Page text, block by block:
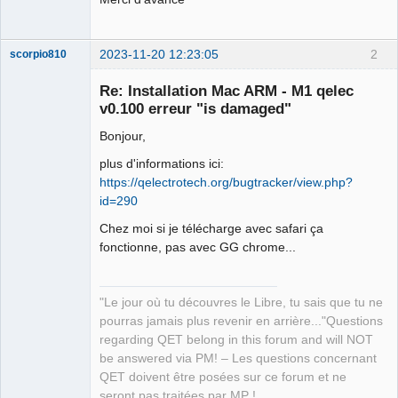
2
scorpio810 2023-11-20 12:23:05
Re: Installation Mac ARM - M1 qelec
v0.100 erreur "is damaged"
Bonjour,
plus d'informations ici:
https://qelectrotech.org/bugtracker/view.php?
id=290
Chez moi si je télécharge avec safari ça
fonctionne, pas avec GG chrome...
"Le jour où tu découvres le Libre, tu sais que tu ne
pourras jamais plus revenir en arrière..."Questions
regarding QET belong in this forum and will NOT
be answered via PM! – Les questions concernant
QET doivent être posées sur ce forum et ne